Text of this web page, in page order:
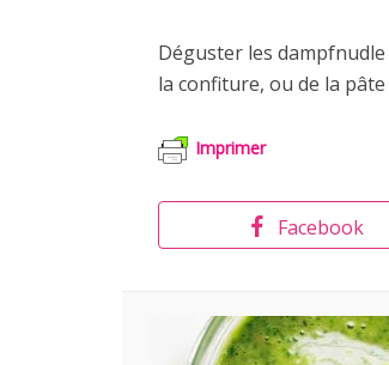
Déguster les
la confiture, ou de la
Imprimer
Facebook